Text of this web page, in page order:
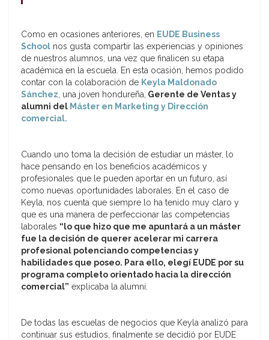
Como en ocasiones anteriores, en EUDE Business
School nos gusta compartir las experiencias y opiniones
de nuestros alumnos, una vez que finalicen su etapa
académica en la escuela. En esta ocasión, hemos podido
contar con la colaboración de Keyla Maldonado
Sánchez , una joven hondureña, Gerente de Ventas y
alumni del Máster en Marketing y Dirección
comercial.
Cuando uno toma la decisión de estudiar un máster, lo
hace pensando en los beneficios académicos y
profesionales que le pueden aportar en un futuro, así
como nuevas oportunidades laborales. En el caso de
Keyla, nos cuenta que siempre lo ha tenido muy claro y
que es una manera de perfeccionar las competencias
laborales “lo que hizo que me apuntará a un máster
fue la decisión de querer acelerar mi carrera
profesional potenciando competencias y
habilidades que poseo. Para ello, elegí EUDE por su
programa completo orientado hacia la dirección
comercial” explicaba la alumni.
De todas las escuelas de negocios que Keyla analizó para
continuar sus estudios, finalmente se decidió por EUDE